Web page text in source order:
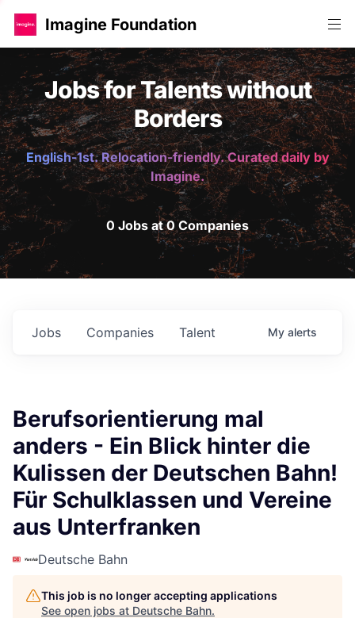
Imagine Foundation
Jobs for Talents without
Borders
English-1st. Relocation-friendly. Curated daily by
Imagine.
0 Jobs at 0 Companies
Jobs Companies Talent My alerts
Berufsorientierung mal
anders - Ein Blick hinter die
Kulissen der Deutschen Bahn!
Für Schulklassen und Vereine
aus Unterfranken
Deutsche Bahn
This job is no longer accepting applications
See open jobs at Deutsche Bahn.